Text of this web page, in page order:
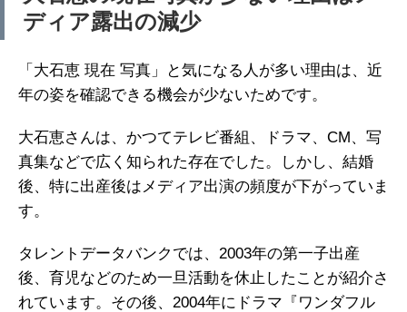
ディア露出の減少
「大石恵 現在 写真」と気になる人が多い理由は、近
年の姿を確認できる機会が少ないためです。
大石恵さんは、かつてテレビ番組、ドラマ、CM、写
真集などで広く知られた存在でした。しかし、結婚
後、特に出産後はメディア出演の頻度が下がっていま
す。
タレントデータバンクでは、2003年の第一子出産
後、育児などのため一旦活動を休止したことが紹介さ
れています。その後、2004年にドラマ『ワンダフル